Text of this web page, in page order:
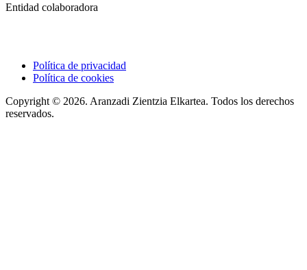
Entidad colaboradora
Política de privacidad
Política de cookies
Copyright © 2026. Aranzadi Zientzia Elkartea. Todos los derechos
reservados.